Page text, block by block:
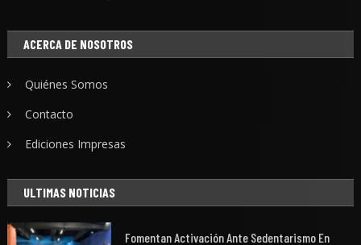
ACERCA DE NOSOTROS
Quiénes Somos
Contacto
Ediciones Impresas
ULTIMAS NOTICIAS
Fomentan Activación Ante Sedentarismo En